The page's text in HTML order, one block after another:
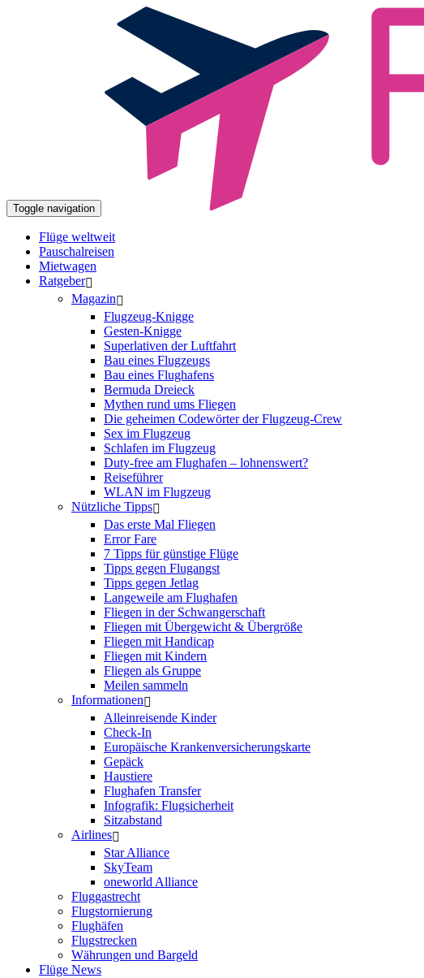
Toggle navigation
Flüge weltweit
Pauschalreisen
Mietwagen
Ratgeber
Magazin
Flugzeug-Knigge
Gesten-Knigge
Superlativen der Luftfahrt
Bau eines Flugzeugs
Bau eines Flughafens
Bermuda Dreieck
Mythen rund ums Fliegen
Die geheimen Codewörter der Flugzeug-Crew
Sex im Flugzeug
Schlafen im Flugzeug
Duty-free am Flughafen – lohnenswert?
Reiseführer
WLAN im Flugzeug
Nützliche Tipps
Das erste Mal Fliegen
Error Fare
7 Tipps für günstige Flüge
Tipps gegen Flugangst
Tipps gegen Jetlag
Langeweile am Flughafen
Fliegen in der Schwangerschaft
Fliegen mit Übergewicht & Übergröße
Fliegen mit Handicap
Fliegen mit Kindern
Fliegen als Gruppe
Meilen sammeln
Informationen
Alleinreisende Kinder
Check-In
Europäische Krankenversicherungskarte
Gepäck
Haustiere
Flughafen Transfer
Infografik: Flugsicherheit
Sitzabstand
Airlines
Star Alliance
SkyTeam
oneworld Alliance
Fluggastrecht
Flugstornierung
Flughäfen
Flugstrecken
Währungen und Bargeld
Flüge News